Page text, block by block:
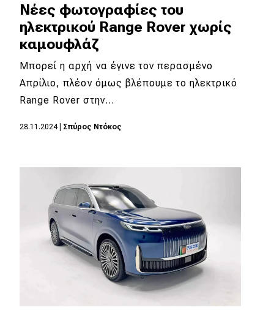
Νέες φωτογραφίες του
ηλεκτρικού Range Rover χωρίς
καμουφλάζ
Μπορεί η αρχή να έγινε τον περασμένο
Απρίλιο, πλέον όμως βλέπουμε το ηλεκτρικό
Range Rover στην…
28.11.2024| Σπύρος Ντόκος